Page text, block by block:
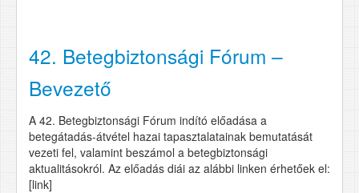
42. Betegbiztonsági Fórum –
Bevezető
A 42. Betegbiztonsági Fórum indító előadása a
betegátadás-átvétel hazai tapasztalatainak bemutatását
vezeti fel, valamint beszámol a betegbiztonsági
aktualitásokról. Az előadás diái az alábbi linken érhetőek el:
[link]